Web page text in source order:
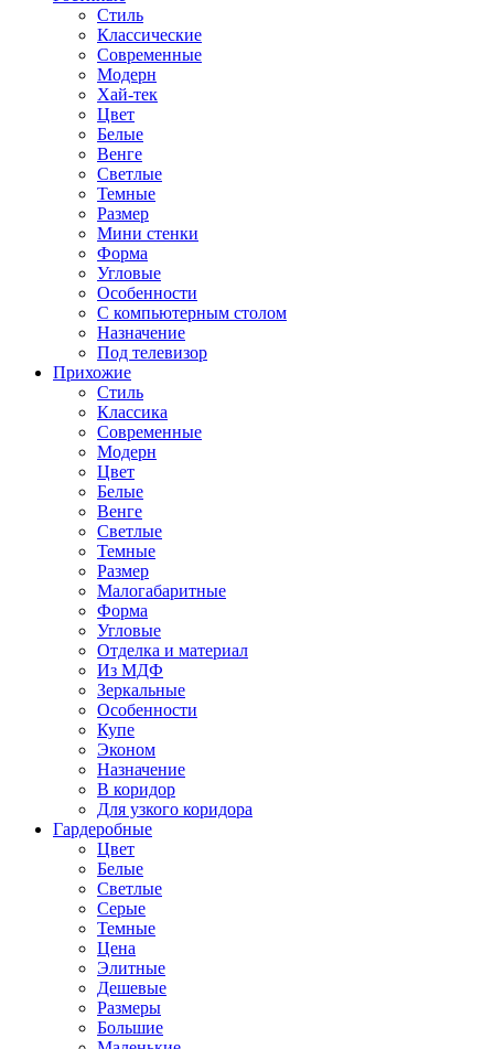
Стиль
Классические
Современные
Модерн
Хай-тек
Цвет
Белые
Венге
Светлые
Темные
Размер
Мини стенки
Форма
Угловые
Особенности
С компьютерным столом
Назначение
Под телевизор
Прихожие
Стиль
Классика
Современные
Модерн
Цвет
Белые
Венге
Светлые
Темные
Размер
Малогабаритные
Форма
Угловые
Отделка и материал
Из МДФ
Зеркальные
Особенности
Купе
Эконом
Назначение
В коридор
Для узкого коридора
Гардеробные
Цвет
Белые
Светлые
Серые
Темные
Цена
Элитные
Дешевые
Размеры
Большие